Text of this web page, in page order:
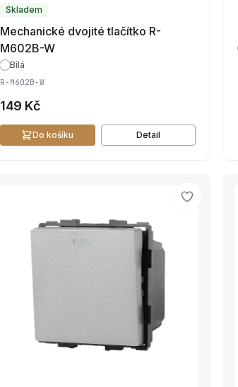
Skladem
Mechanické dvojité tlačítko R-
M602B-W
Bílá
R-M602B-W
149 Kč
Do košíku Detail